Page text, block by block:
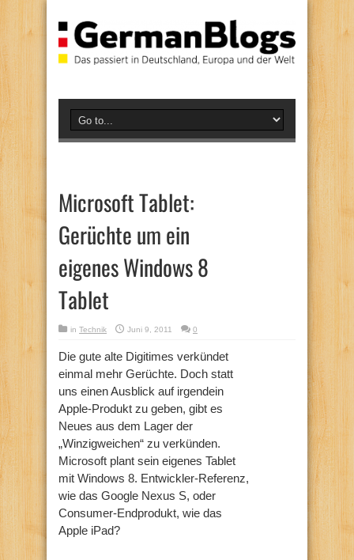
Microsoft Tablet:
Gerüchte um ein
eigenes Windows 8
Tablet
in Technik Juni 9, 2011 0
Die gute alte Digitimes verkündet
einmal mehr Gerüchte. Doch statt
uns einen Ausblick auf irgendein
Apple-Produkt zu geben, gibt es
Neues aus dem Lager der
„Winzigweichen“ zu verkünden.
Microsoft plant sein eigenes Tablet
mit Windows 8. Entwickler-Referenz,
wie das Google Nexus S, oder
Consumer-Endprodukt, wie das
Apple iPad?